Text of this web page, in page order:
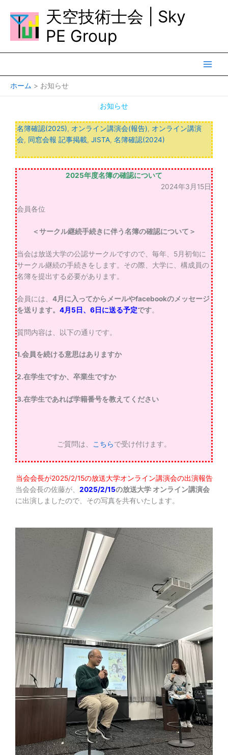
天空技術士会 | Sky
PE Group
ホーム お知らせ
お知らせ
名簿確認(2025), オンライン講演会(報告), オンライン講演
会, 同窓会報 記事掲載, JISTA, 名簿確認(2024)
2025年度名簿の確認について
2024年3月15日
会員各位
＜サークル継続手続きに伴う名簿の確認について＞
当会は放送大学の公認サークルですので、毎年、5月初旬に
サークル継続の手続きをします。その際、大学に、構成員の
名簿を提出する必要があります。
会員には、 4月に入ってからメールやfacebookのメッセージ
を送ります。 4月5日、6日に送る予定です。
質問内容は、以下の通りです。
1.会員を続ける意思はありますか
2.在学生ですか、卒業生ですか
3.在学生であれば学籍番号を教えてください
ご質問は、 こちらで受け付けます。
当会会長が2025/2/15の放送大学オンライン講演会の出演報告
当会会長の佐藤が、 2025/2/15の放送大学 オンライン講演会
に出演しましたので、その写真を共有いたします。